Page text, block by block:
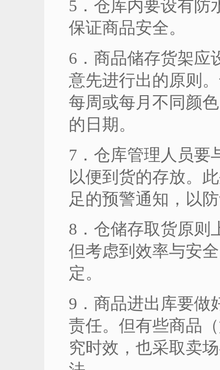
5．仓库内要设有防
保证商品安全。
6．商品储存货架应
意先进行出的原则
每周或每月不同颜
的日期。
7．仓库管理人员要
以便到货的存放。
足的预警通知，以
8．仓储存取货原则
但考虑到效率与安
定。
9．商品进出库要做
责任。但有些商品
究时效，也采取卖